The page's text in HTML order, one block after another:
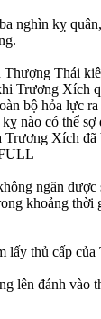
nghìn kỵ
Thái
Trương Xích
bộ hỏa lực ra
nào có thể sợ
Trương Xích đã
ngăn
khoảng thời
lấy thủ cấp
lên đánh vào